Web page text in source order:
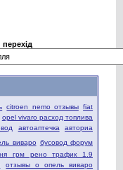
citroen nemo отзывы fiat
opel vivaro расход топлива
автоаптечка авториа
виваро бусовод форум
грм рено трафик 1.9
отзывы о опель виваро